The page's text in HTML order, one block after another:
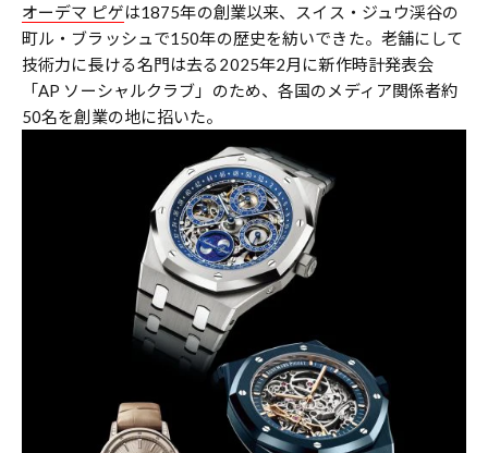
オーデマ ピゲは1875年の創業以来、スイス・ジュウ渓谷の
町ル・ブラッシュで150年の歴史を紡いできた。老舗にして
技術力に長ける名門は去る2025年2月に新作時計発表会
「AP ソーシャルクラブ」のため、各国のメディア関係者約
50名を創業の地に招いた。